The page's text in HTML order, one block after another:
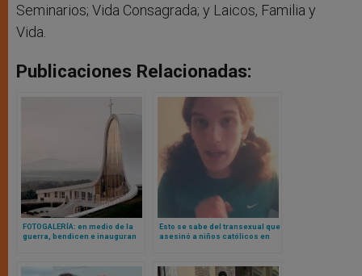
Seminarios; Vida Consagrada; y Laicos, Familia y
Vida.
Publicaciones Relacionadas:
FOTOGALERÍA: en medio de la
guerra, bendicen e inauguran
Esto se sabe del transexual que
asesinó a niños católicos en